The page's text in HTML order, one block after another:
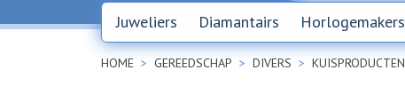
Juweliers Diamantairs Horlogemakers
HOME GEREEDSCHAP DIVERS KUISPRODUCTEN